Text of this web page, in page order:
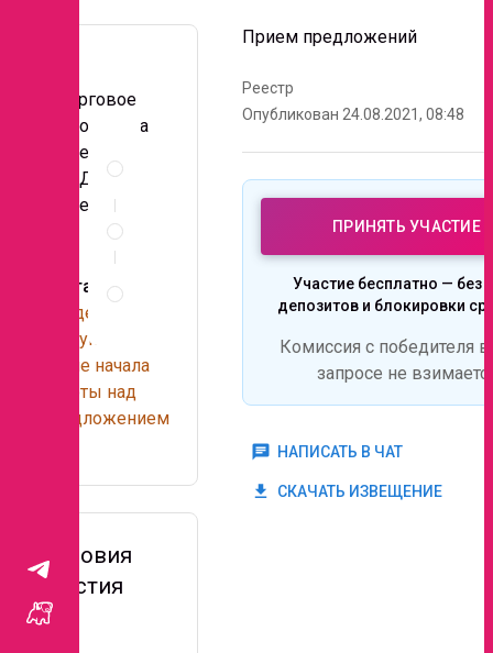
Торговое
оборудова
ние из:
-ЛДСП;
-металла.
Контакты
Сведения
доступны
после начала
работы над
предложением
Условия
участия
Прием предложений
Реестр
Опубликован 24.08.2021, 08:48
ПРИНЯТЬ УЧАСТИЕ
Участие бесплатно — без
депозитов и блокировки
Комиссия с победителя
запросе не
chat НАПИСАТЬ В ЧАТ
get_app СКАЧАТЬ ИЗВЕЩЕНИЕ